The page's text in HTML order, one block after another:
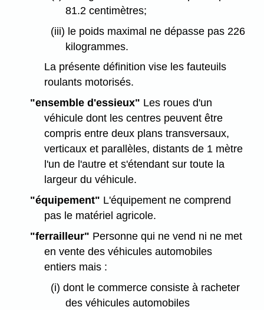
81.2 centimètres;
(iii) le poids maximal ne dépasse pas 226
kilogrammes.
La présente définition vise les fauteuils
roulants motorisés.
"ensemble d'essieux" Les roues d'un
véhicule dont les centres peuvent être
compris entre deux plans transversaux,
verticaux et parallèles, distants de 1 mètre
l'un de l'autre et s'étendant sur toute la
largeur du véhicule.
"équipement" L'équipement ne comprend
pas le matériel agricole.
"ferrailleur" Personne qui ne vend ni ne met
en vente des véhicules automobiles
entiers mais :
(i) dont le commerce consiste à racheter
des véhicules automobiles